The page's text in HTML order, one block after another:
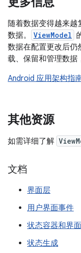
随着数据变得越来越
数据。
ViewModel
数据在配置更改后仍
载、保留和管理数据
Android 应用架构指
其他资源
如需详细了解
文档
界面层
用户界面事件
状态容器和界
状态生成